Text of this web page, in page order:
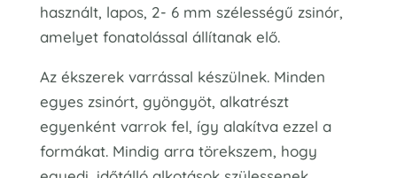
használt, lapos, 2- 6 mm szélességű zsinór,
amelyet fonatolással állítanak elő.
Az ékszerek varrással készülnek. Minden
egyes zsinórt, gyöngyöt, alkatrészt
egyenként varrok fel, így alakítva ezzel a
formákat. Mindig arra törekszem, hogy